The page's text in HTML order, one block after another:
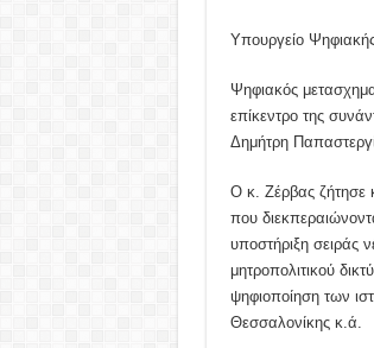
Υπουργείο
Ψηφιακός
επίκεντρο της
Δημήτρη
Ο κ. Ζέρβας ζήτησε
που
υποστήριξη σειράς
μητροπολιτικού
ψηφιοποίηση των
Θεσσαλονίκης κ.ά.